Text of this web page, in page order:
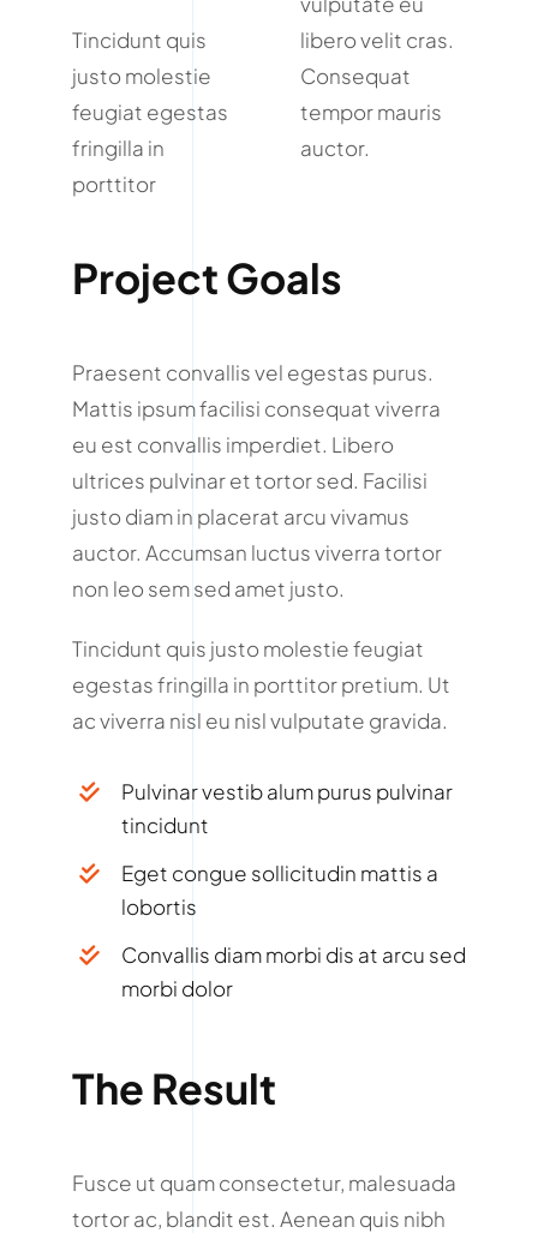
Tincidunt quis
justo molestie
feugiat egestas
fringilla in
porttitor
libero velit cras.
Consequat
tempor mauris
auctor.
Project Goals
Praesent convallis vel egestas purus.
Mattis ipsum facilisi consequat viverra
eu est convallis imperdiet. Libero
ultrices pulvinar et tortor sed. Facilisi
justo diam in placerat arcu vivamus
auctor. Accumsan luctus viverra tortor
non leo sem sed amet justo.
Tincidunt quis justo molestie feugiat
egestas fringilla in porttitor pretium. Ut
ac viverra nisl eu nisl vulputate gravida.
Pulvinar vestib alum purus pulvinar
tincidunt
Eget congue sollicitudin mattis a
lobortis
Convallis diam morbi dis at arcu sed
morbi dolor
The Result
Fusce ut quam consectetur, malesuada
tortor ac, blandit est. Aenean quis nibh